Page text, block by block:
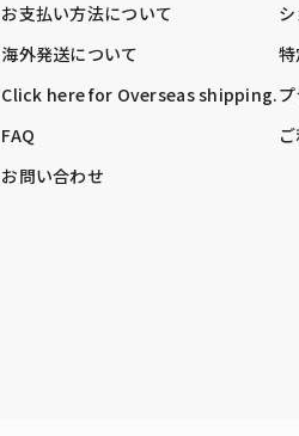
お支払い方法について
海外発送について
Click here for Overseas shipping.
FAQ
お問い合わせ